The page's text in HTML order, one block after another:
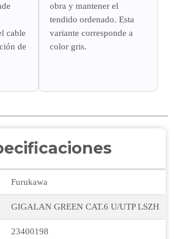
cable
de
obra y mantener el
tendido ordenado. Esta
variante corresponde a
color gris.
Furukawa
GIGALAN GREEN CAT.6 U/UTP LSZH
23400198